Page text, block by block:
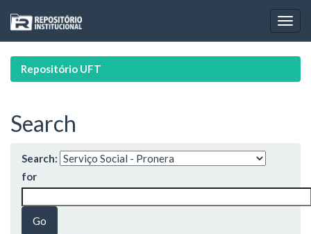
navigation
Repositório UFT
Search
Search:
for